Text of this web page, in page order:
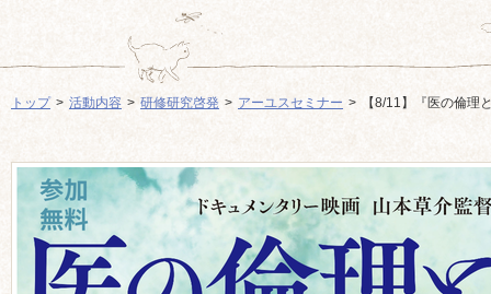
トップ 活動内容 研修研究啓発 アーユスセミナー 【8/11】『医の倫理